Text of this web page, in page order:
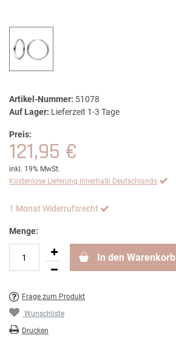
Artikel-Nummer: 51078
Auf Lager: Lieferzeit 1-3 Tage
Preis:
121,95 €
inkl. 19% MwSt.
Kostenlose Lieferung innerhalb Deutschlands
1 Monat Widerrufsrecht
Menge:
In den Warenkorb
Frage zum Produkt
Wunschliste
Drucken